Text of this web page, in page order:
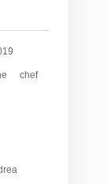
chef